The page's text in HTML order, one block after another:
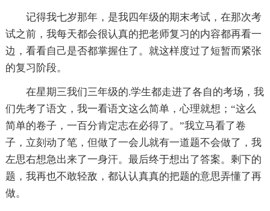
记得我七岁那年，是我四年级的期末考试，在那次考
试之前，我每天都会很认真的把老师复习的内容都再看一
边，看看自己是否都掌握住了。就这样度过了短暂而紧张
的复习阶段。
在星期三我们三年级的.学生都走进了各自的考场，我
们先考了语文，我一看语文这么简单，心理就想；“这么
简单的卷子，一百分肯定志在必得了。”我立马看了卷
子，立刻动了笔，但做了一会儿就有一道题不会做了，我
左思右想急出来了一身汗。最后终于想出了答案。剩下的
题，我再也不敢轻敌，都认认真真的把题的意思弄懂了再
做。